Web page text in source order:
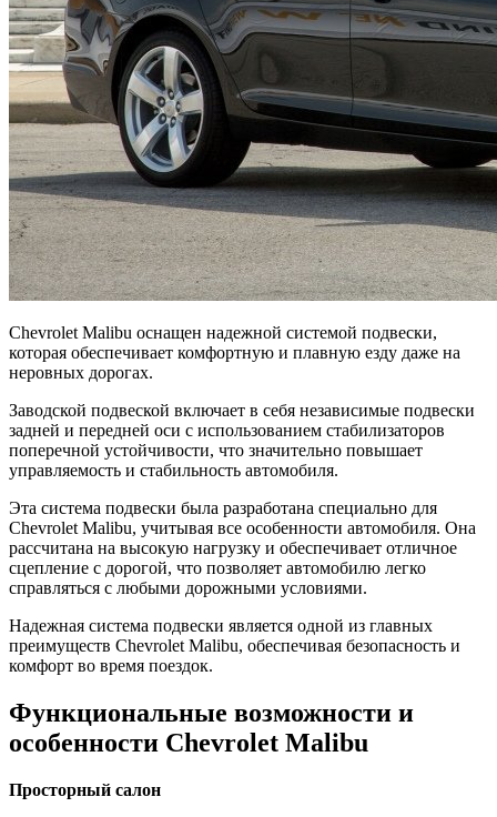
Chevrolet Malibu оснащен надежной системой подвески,
которая обеспечивает комфортную и плавную езду даже на
неровных дорогах.
Заводской подвеской включает в себя независимые подвески
задней и передней оси с использованием стабилизаторов
поперечной устойчивости, что значительно повышает
управляемость и стабильность автомобиля.
Эта система подвески была разработана специально для
Chevrolet Malibu, учитывая все особенности автомобиля. Она
рассчитана на высокую нагрузку и обеспечивает отличное
сцепление с дорогой, что позволяет автомобилю легко
справляться с любыми дорожными условиями.
Надежная система подвески является одной из главных
преимуществ Chevrolet Malibu, обеспечивая безопасность и
комфорт во время поездок.
Функциональные возможности и
особенности Chevrolet Malibu
Просторный салон